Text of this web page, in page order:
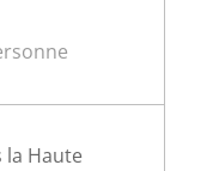
Haute